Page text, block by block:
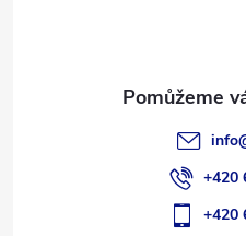
info
+420
+420